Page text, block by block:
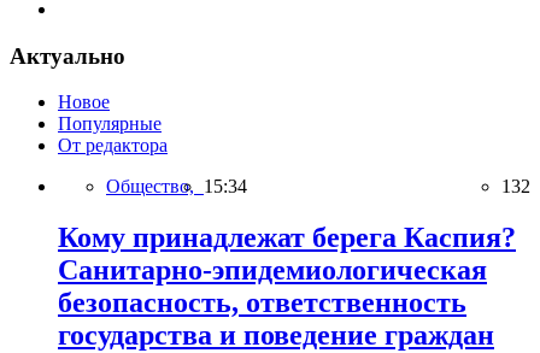
Актуально
Новое
Популярные
От редактора
Общество, 15:34 132
Кому принадлежат берега Каспия?
Санитарно-эпидемиологическая
безопасность, ответственность
государства и поведение граждан